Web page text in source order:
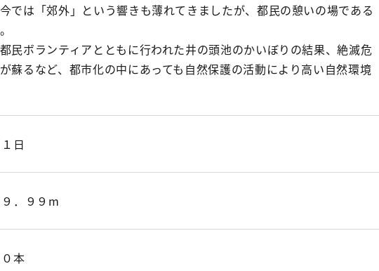
では「郊外」という響きも薄れてきましたが、都民の憩いの場である
民ボランティアとともに行われた井の頭池のかいぼりの結果、絶滅危
蘇るなど、都市化の中にあっても自然保護の活動により高い自然環境
日
．９９m
本